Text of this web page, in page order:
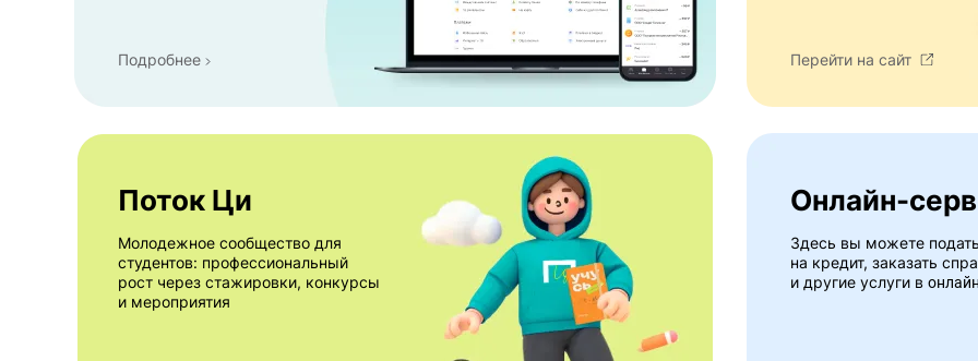
Подробнее Перейти на сайт
Поток Ци
Молодежное сообщество для
студентов: профессиональный
рост через стажировки, конкурсы
и мероприятия
Онлайн-
Здесь вы можете
на кредит, заказать
и другие услуги в